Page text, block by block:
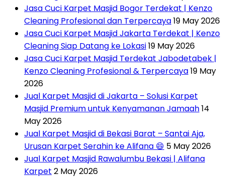
Jasa Cuci Karpet Masjid Bogor Terdekat | Kenzo
Cleaning Profesional dan Terpercaya19 May 2026
Jasa Cuci Karpet Masjid Jakarta Terdekat | Kenzo
Cleaning Siap Datang ke Lokasi19 May 2026
Jasa Cuci Karpet Masjid Terdekat Jabodetabek |
Kenzo Cleaning Profesional & Terpercaya19 May
2026
Jual Karpet Masjid di Jakarta – Solusi Karpet
Masjid Premium untuk Kenyamanan Jamaah14
May 2026
Jual Karpet Masjid di Bekasi Barat – Santai Aja,
Urusan Karpet Serahin ke Alifana 😄 5 May 2026
Jual Karpet Masjid Rawalumbu Bekasi | Alifana
Karpet 2 May 2026